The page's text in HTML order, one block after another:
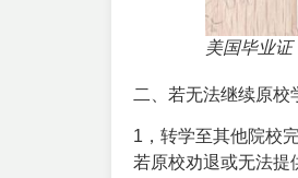
美国毕业证
二、若无法继续原
1，转学至其他院校
若原校劝退或无法提